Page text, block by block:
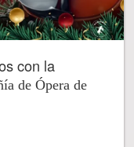
con la
de Ópera de